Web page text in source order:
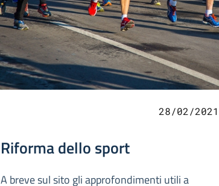
28/02/2021
Riforma dello sport
A breve sul sito gli approfondimenti utili a